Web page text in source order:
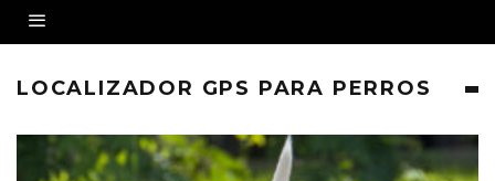
LOCALIZADOR GPS PARA PERROS